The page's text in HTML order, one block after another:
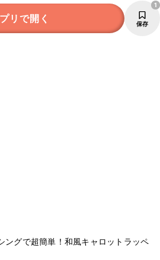
リで開く 保存
1
ングで超簡単！和風キャロットラッペ